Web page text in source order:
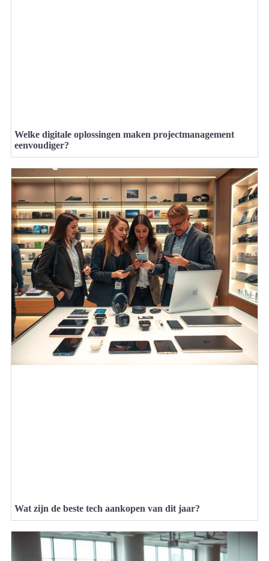
Welke digitale oplossingen maken projectmanagement
eenvoudiger?
Wat zijn de beste tech aankopen van dit jaar?